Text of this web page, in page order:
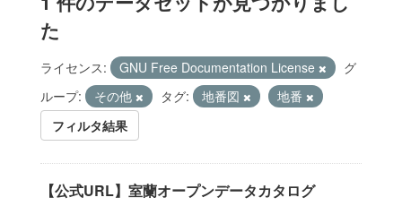
た
ライセンス: GNU Free Documentation License
グ
ループ:
その他 タグ: 地番図
地番
フィルタ結果
【公式URL】室蘭オープンデータカタログ